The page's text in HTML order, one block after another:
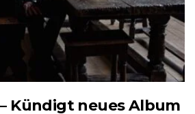
– Kündigt neues Album